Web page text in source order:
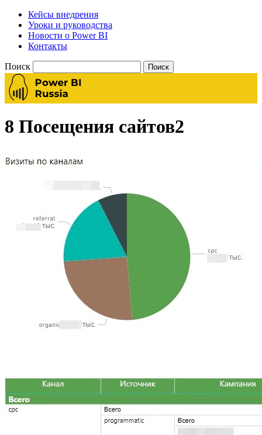
Кейсы внедрения
Уроки и руководства
Новости о Power BI
Контакты
Поиск
8 Посещения сайтов2